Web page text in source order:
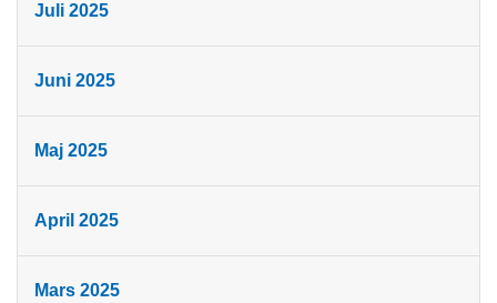
Juli 2025
Juni 2025
Maj 2025
April 2025
Mars 2025